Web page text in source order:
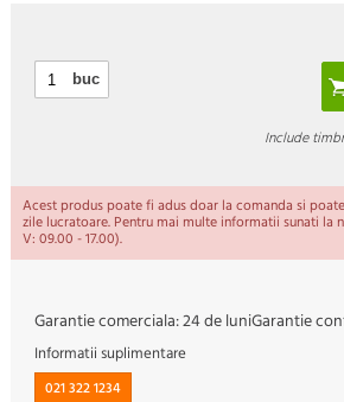
buc
Include
Acest produs poate fi adus doar la comanda si
zile lucratoare. Pentru mai multe informatii sunati la
V: 09.00 - 17.00).
Garantie comerciala:24 de luniGarantie
Informatii suplimentare
021 322 1234